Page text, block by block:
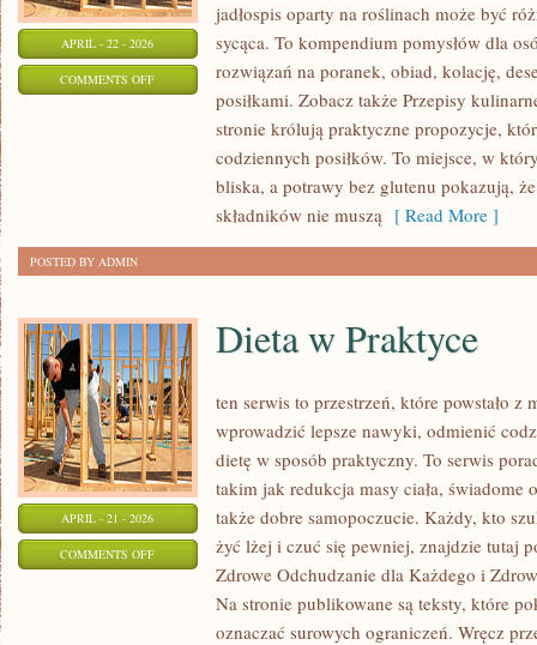
APRIL - 22 - 2026
COMMENTS OFFON
jadłospis oparty na roślinach może być
sycąca. To kompendium pomysłów dla
rozwiązań na poranek, obiad, kolację,
posiłkami. Zobacz także Przepisy
stronie królują praktyczne propozycje,
codziennych posiłków. To miejsce, w
bliska, a potrawy bez glutenu pokazują,
składników nie muszą [ Read More ]
POSTED BY ADMIN
APRIL - 21 - 2026
COMMENTS OFFON
Dieta w Praktyce
ten serwis to przestrzeń, które powstało z
wprowadzić lepsze nawyki, odmienić
dietę w sposób praktyczny. To serwis
takim jak redukcja masy ciała,
także dobre samopoczucie. Każdy, kto
żyć lżej i czuć się pewniej, znajdzie tutaj
Zdrowe Odchudzanie dla Każdego i
Na stronie publikowane są teksty, które
oznaczać surowych ograniczeń. Wręcz